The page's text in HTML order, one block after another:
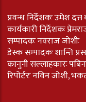
प्रवन्ध निर्देशकः उमेश
कार्यकारी निर्देशकः
सम्पादकः नवराज जोशीः
डेस्क सम्पादकः शान्ति
कानुनी सल्लाहकारः
रिपोर्टरः नविन जोशी,